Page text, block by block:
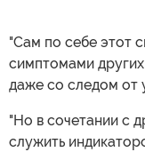
"Сам по себе этот
симптомами
даже со следом от
"Но в сочетании с
служить